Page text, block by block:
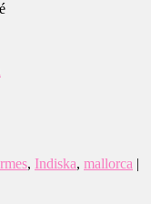
, Indiska, mallorca |